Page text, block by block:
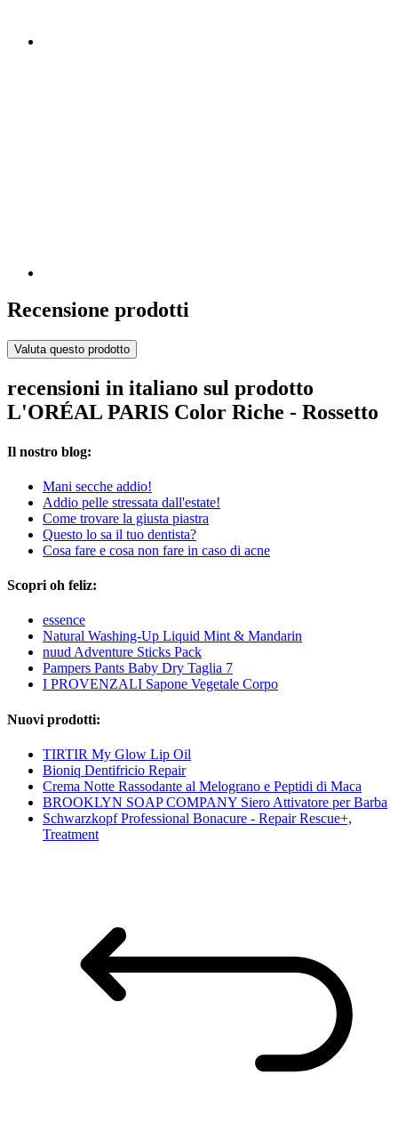
Recensione prodotti
Valuta questo prodotto
recensioni in italiano sul prodotto
L'ORÉAL PARIS Color Riche - Rossetto
Il nostro blog:
Mani secche addio!
Addio pelle stressata dall'estate!
Come trovare la giusta piastra
Questo lo sa il tuo dentista?
Cosa fare e cosa non fare in caso di acne
Scopri oh feliz:
essence
Natural Washing-Up Liquid Mint & Mandarin
nuud Adventure Sticks Pack
Pampers Pants Baby Dry Taglia 7
I PROVENZALI Sapone Vegetale Corpo
Nuovi prodotti:
TIRTIR My Glow Lip Oil
Bioniq Dentifricio Repair
Crema Notte Rassodante al Melograno e Peptidi di Maca
BROOKLYN SOAP COMPANY Siero Attivatore per Barba
Schwarzkopf Professional Bonacure - Repair Rescue+,
Treatment